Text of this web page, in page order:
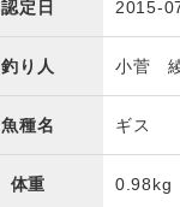
認定日 2015-
釣り人 小菅
魚種名 ギス
体重 0.98kg